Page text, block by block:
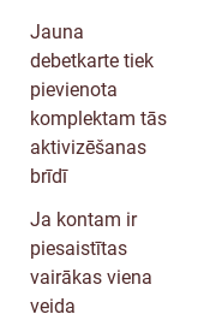
Jauna
debetkarte tiek
pievienota
komplektam tās
aktivizēšanas
brīdī
Ja kontam ir
piesaistītas
vairākas viena
veida